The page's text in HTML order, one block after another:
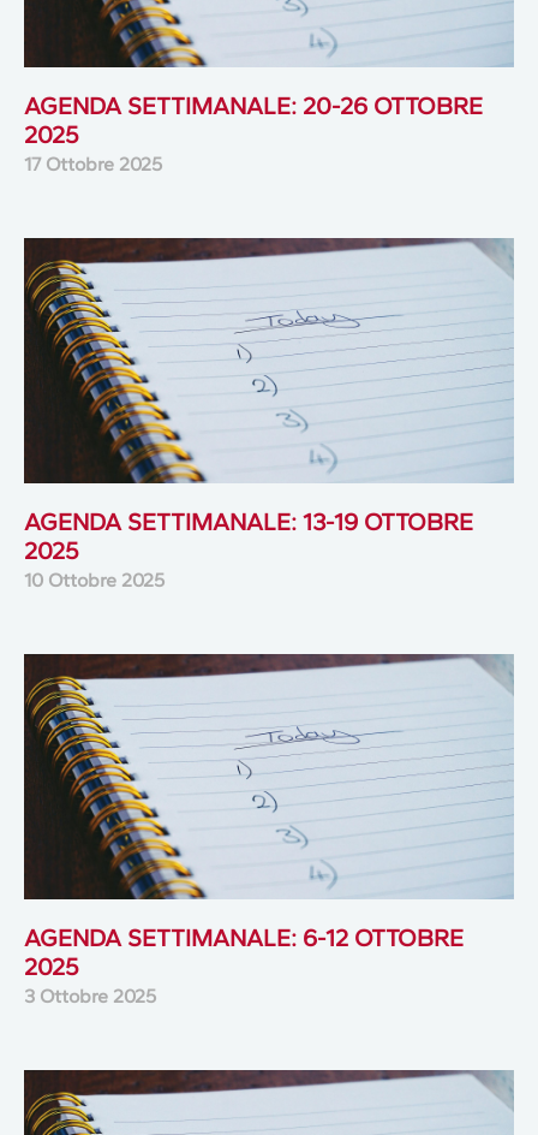
AGENDA SETTIMANALE: 20-26 OTTOBRE
2025
17 Ottobre 2025
AGENDA SETTIMANALE: 13-19 OTTOBRE
2025
10 Ottobre 2025
AGENDA SETTIMANALE: 6-12 OTTOBRE
2025
3 Ottobre 2025